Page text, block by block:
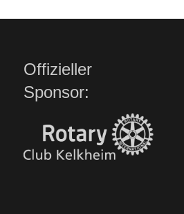
Offizieller
Sponsor: